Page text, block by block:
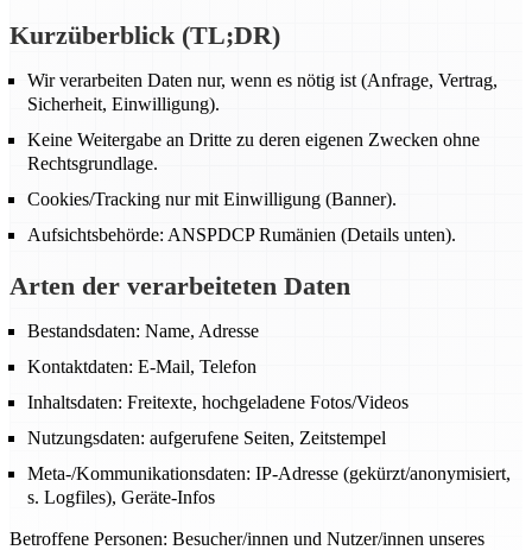
Kurzüberblick (TL;DR)
Wir verarbeiten Daten nur, wenn es nötig ist (Anfrage, Vertrag,
Sicherheit, Einwilligung).
Keine Weitergabe an Dritte zu deren eigenen Zwecken ohne
Rechtsgrundlage.
Cookies/Tracking nur mit Einwilligung (Banner).
Aufsichtsbehörde: ANSPDCP Rumänien (Details unten).
Arten der verarbeiteten Daten
Bestandsdaten: Name, Adresse
Kontaktdaten: E-Mail, Telefon
Inhaltsdaten: Freitexte, hochgeladene Fotos/Videos
Nutzungsdaten: aufgerufene Seiten, Zeitstempel
Meta-/Kommunikationsdaten: IP-Adresse (gekürzt/anonymisiert,
s. Logfiles), Geräte-Infos
Betroffene Personen: Besucher/innen und Nutzer/innen unseres